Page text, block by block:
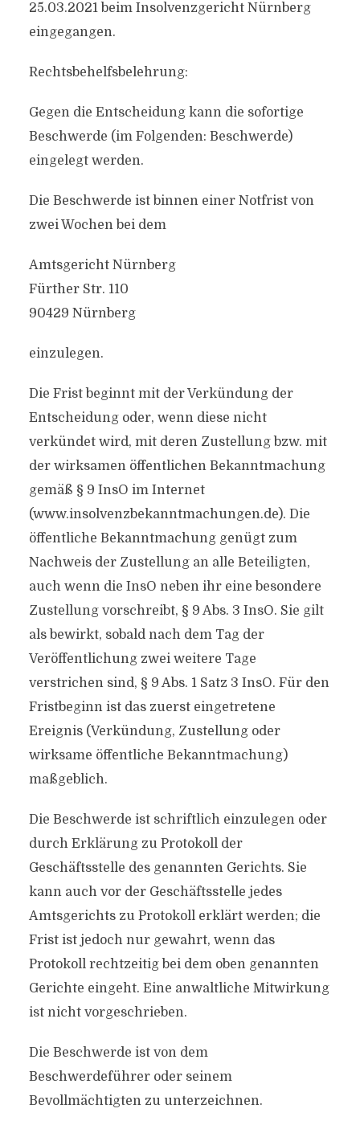
25.03.2021 beim Insolvenzgericht Nürnberg
eingegangen.
Rechtsbehelfsbelehrung:
Gegen die Entscheidung kann die sofortige
Beschwerde (im Folgenden: Beschwerde)
eingelegt werden.
Die Beschwerde ist binnen einer Notfrist von
zwei Wochen bei dem
Amtsgericht Nürnberg
Fürther Str. 110
90429 Nürnberg
einzulegen.
Die Frist beginnt mit der Verkündung der
Entscheidung oder, wenn diese nicht
verkündet wird, mit deren Zustellung bzw. mit
der wirksamen öffentlichen Bekanntmachung
gemäß § 9 InsO im Internet
(www.insolvenzbekanntmachungen.de). Die
öffentliche Bekanntmachung genügt zum
Nachweis der Zustellung an alle Beteiligten,
auch wenn die InsO neben ihr eine besondere
Zustellung vorschreibt, § 9 Abs. 3 InsO. Sie gilt
als bewirkt, sobald nach dem Tag der
Veröffentlichung zwei weitere Tage
verstrichen sind, § 9 Abs. 1 Satz 3 InsO. Für den
Fristbeginn ist das zuerst eingetretene
Ereignis (Verkündung, Zustellung oder
wirksame öffentliche Bekanntmachung)
maßgeblich.
Die Beschwerde ist schriftlich einzulegen oder
durch Erklärung zu Protokoll der
Geschäftsstelle des genannten Gerichts. Sie
kann auch vor der Geschäftsstelle jedes
Amtsgerichts zu Protokoll erklärt werden; die
Frist ist jedoch nur gewahrt, wenn das
Protokoll rechtzeitig bei dem oben genannten
Gerichte eingeht. Eine anwaltliche Mitwirkung
ist nicht vorgeschrieben.
Die Beschwerde ist von dem
Beschwerdeführer oder seinem
Bevollmächtigten zu unterzeichnen.